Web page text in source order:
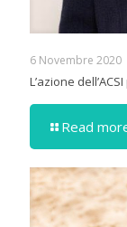
6 Novembre 2020
L’azione
Read